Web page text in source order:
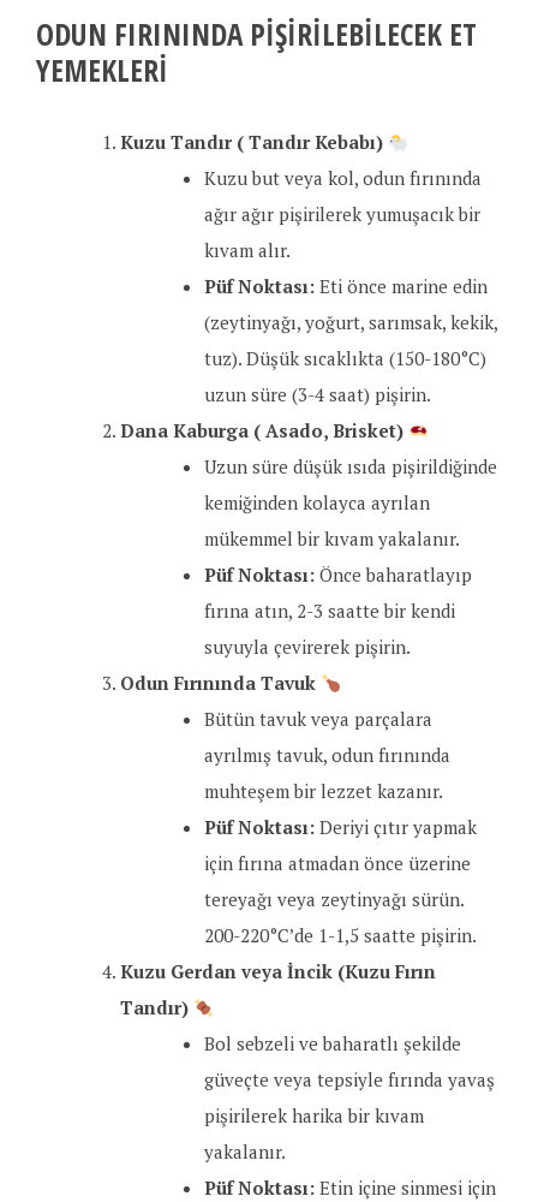
ODUN FIRININDA PIŞIRILEBILECEK ET
YEMEKLERI
Kuzu Tandır ( Tandır Kebabı)
Kuzu but veya kol, odun fırınında
ağır ağır pişirilerek yumuşacık bir
kıvam alır.
Püf Noktası:Eti önce marine edin
(zeytinyağı, yoğurt, sarımsak, kekik,
tuz). Düşük sıcaklıkta (150-180°C)
uzun süre (3-4 saat) pişirin.
Dana Kaburga ( Asado, Brisket)
Uzun süre düşük ısıda pişirildiğinde
kemiğinden kolayca ayrılan
mükemmel bir kıvam yakalanır.
Püf Noktası:Önce baharatlayıp
fırına atın, 2-3 saatte bir kendi
suyuyla çevirerek pişirin.
Odun Fırınında Tavuk
Bütün tavuk veya parçalara
ayrılmış tavuk, odun fırınında
muhteşem bir lezzet kazanır.
Püf Noktası:Deriyi çıtır yapmak
için fırına atmadan önce üzerine
tereyağı veya zeytinyağı sürün.
200-220°C’de 1-1,5 saatte pişirin.
Kuzu Gerdan veya İncik (Kuzu Fırın
Tandır)
Bol sebzeli ve baharatlı şekilde
güveçte veya tepsiyle fırında yavaş
pişirilerek harika bir kıvam
yakalanır.
Püf Noktası:Etin içine sinmesi için